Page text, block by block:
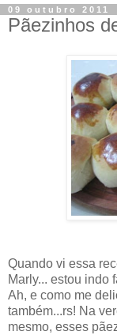
09 outubro 2011
Pãezinhos
Quando vi essa
Marly... estou indo
Ah, e como me
também...rs! Na
mesmo, esses